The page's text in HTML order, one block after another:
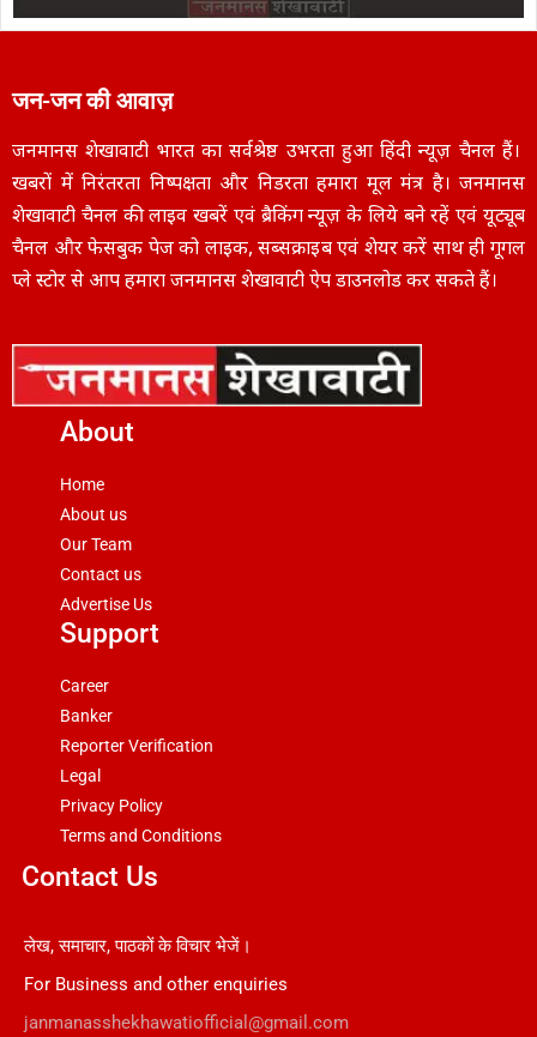
जन-जन की आवाज़
जनमानस शेखावाटी भारत का सर्वश्रेष्ठ उभरता हुआ हिंदी न्यूज़ चैनल हैं।
खबरों में निरंतरता निष्पक्षता और निडरता हमारा मूल मंत्र है। जनमानस
शेखावाटी चैनल की लाइव खबरें एवं ब्रैकिंग न्यूज़ के लिये बने रहें एवं यूट्यूब
चैनल और फेसबुक पेज को लाइक, सब्सक्राइब एवं शेयर करें साथ ही गूगल
प्ले स्टोर से आप हमारा जनमानस शेखावाटी ऐप डाउनलोड कर सकते हैं।
About
Home
About us
Our Team
Contact us
Advertise Us
Support
Career
Banker
Reporter Verification
Legal
Privacy Policy
Terms and Conditions
Contact Us
लेख, समाचार, पाठकों के विचार भेजें।
For Business and other enquiries
janmanasshekhawatiofficial@gmail.com